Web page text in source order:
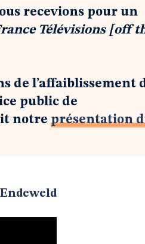
recevions pour un
Télévisions [off
de l’affaiblissement
public de
notre présentation